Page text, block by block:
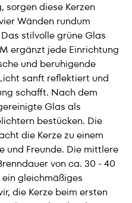
sorgen diese Kerzen
Wänden rundum
stilvolle grüne Glas
ergänzt jede Einrichtung
und beruhigende
sanft reflektiert und
schafft. Nach dem
Glas als
bestücken. Die
die Kerze zu einem
und Freunde. Die mittlere
von ca. 30 - 40
ein gleichmäßiges
die Kerze beim ersten